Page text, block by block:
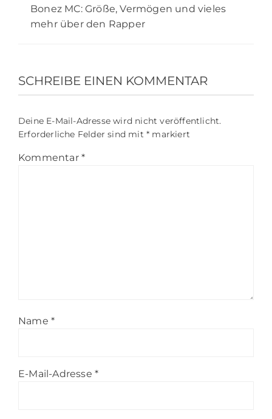
Bonez MC: Größe, Vermögen und vieles
mehr über den Rapper
SCHREIBE EINEN KOMMENTAR
Deine E-Mail-Adresse wird nicht veröffentlicht.
Erforderliche Felder sind mit * markiert
Kommentar *
Name *
E-Mail-Adresse *